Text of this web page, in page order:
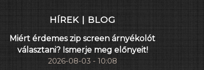
HÍREK | BLOG
Miért érdemes zip screen árnyékolót
választani? Ismerje meg előnyeit!
2026-08-03 - 10:08